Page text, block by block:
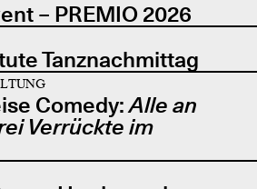
– PREMIO 2026
Tanznachmittag
Comedy:Alle an
Verrückte im